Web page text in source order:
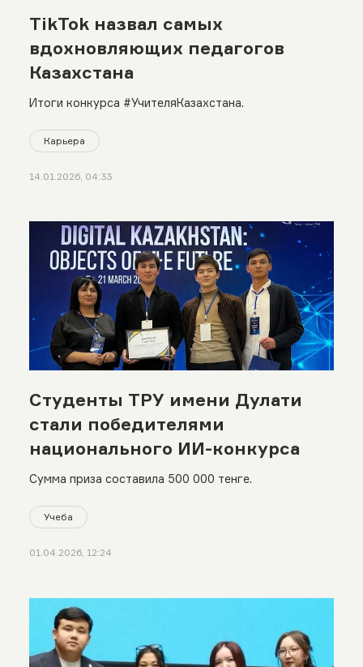
TikTok назвал самых
вдохновляющих педагогов
Казахстана
Итоги конкурса #УчителяКазахстана.
Карьера
14.01.2026, 04:33
Студенты ТРУ имени Дулати
стали победителями
национального ИИ-конкурса
Сумма приза составила 500 000 тенге.
Учеба
01.04.2026, 12:24